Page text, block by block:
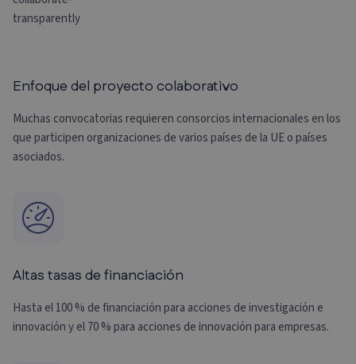
Enfoque del proyecto colaborativo
Muchas convocatorias requieren consorcios internacionales en los
que participen organizaciones de varios países de la UE o países
asociados.
Altas tasas de financiación
Hasta el 100 % de financiación para acciones de investigación e
innovación y el 70 % para acciones de innovación para empresas.